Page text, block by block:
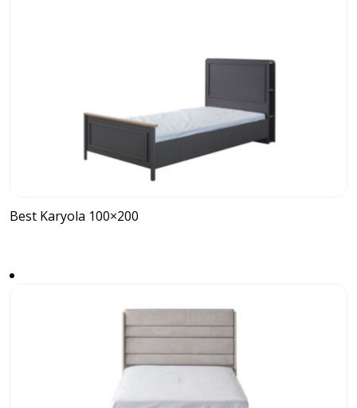
Best Karyola 100×200